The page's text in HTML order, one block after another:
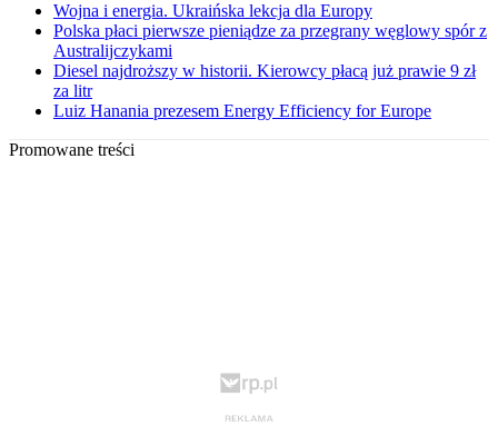
Wojna i energia. Ukraińska lekcja dla Europy
Polska płaci pierwsze pieniądze za przegrany węglowy spór z
Australijczykami
Diesel najdroższy w historii. Kierowcy płacą już prawie 9 zł
za litr
Luiz Hanania prezesem Energy Efficiency for Europe
Promowane treści